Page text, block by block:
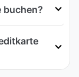
buchen?